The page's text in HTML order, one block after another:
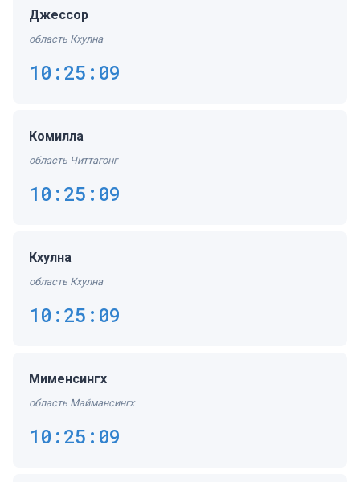
Джессор
область Кхулна
10:25:09
Комилла
область Читтагонг
10:25:09
Кхулна
область Кхулна
10:25:09
Мименсингх
область Маймансингх
10:25:09